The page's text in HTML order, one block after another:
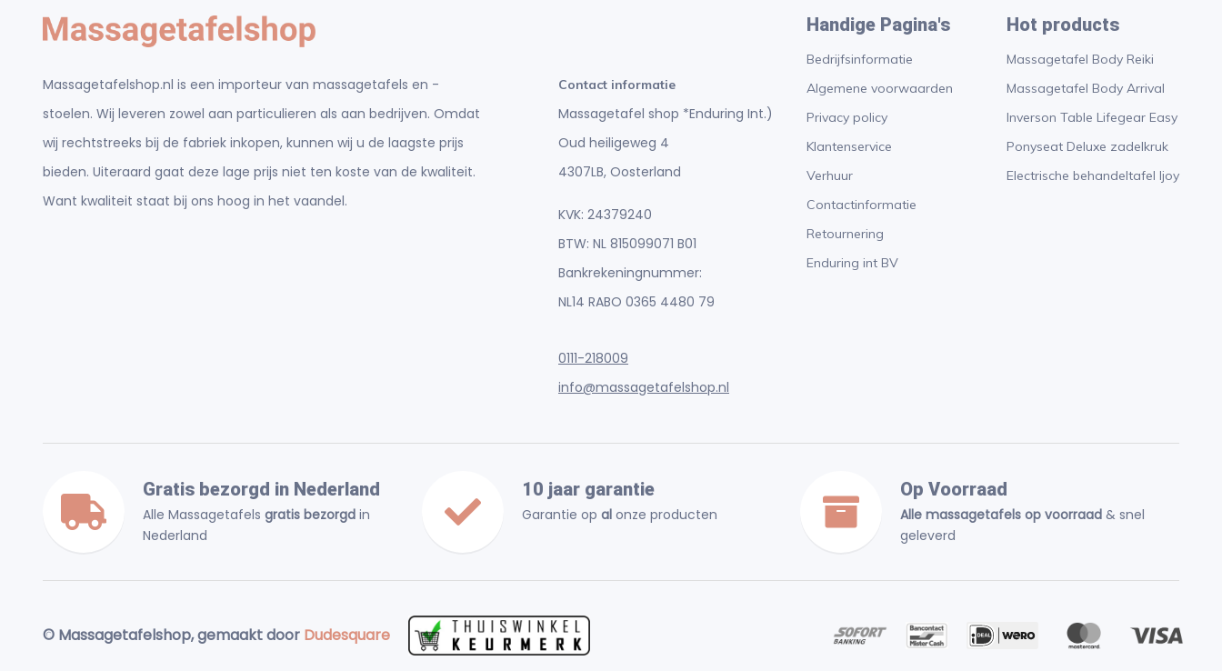
Massagetafelshop.nl is een importeur van massagetafels en -
stoelen. Wij leveren zowel aan particulieren als aan bedrijven. Omdat
wij rechtstreeks bij de fabriek inkopen, kunnen wij u de laagste prijs
bieden. Uiteraard gaat deze lage prijs niet ten koste van de kwaliteit.
Want kwaliteit staat bij ons hoog in het vaandel.
Contact informatie
Massagetafel shop *Enduring Int.)
Oud heiligeweg 4
4307LB, Oosterland
KVK: 24379240
BTW: NL 815099071 B01
Bankrekeningnummer:
NL14 RABO 0365 4480 79
0111-218009
info@massagetafelshop.nl
Handige Pagina's
Bedrijfsinformatie
Algemene voorwaarden
Privacy policy
Klantenservice
Verhuur
Contactinformatie
Retournering
Enduring int BV
Hot products
Massagetafel Body Reiki
Massagetafel Body Arrival
Inverson Table Lifegear Easy
Ponyseat Deluxe zadelkruk
Electrische behandeltafel Ijoy
Gratis bezorgd in Nederland
Alle Massagetafels gratis bezorgd in
Nederland
10 jaar garantie
Garantie op alonze producten
Op Voorraad
Alle massagetafels op voorraad & snel
geleverd
© Massagetafelshop, gemaakt door Dudesquare